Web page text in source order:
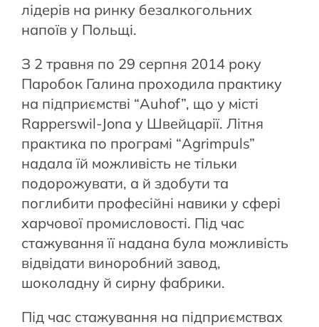
лідерів на ринку безалкогольних
напоїв у Польщі.
З 2 травня по 29 серпня 2014 року
Паробок Галина проходила практику
на підприємстві “Auhof”, що у місті
Rapperswil-Jona у Швейцарії. Літня
практика по програмі “Agrimpuls”
надала їй можливість не тільки
подорожувати, а й здобути та
поглибити професійні навики у сфері
харчової промисловості. Під час
стажування її надана була можливість
відвідати виноробний завод,
шоколадну й сирну фабрики.
Під час стажування на підприємствах